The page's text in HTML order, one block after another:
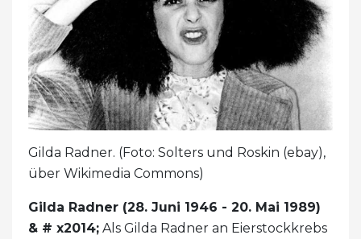
Gilda Radner. (Foto: Solters und Roskin (ebay),
über Wikimedia Commons)
Gilda Radner (28. Juni 1946 - 20. Mai 1989)
& # x2014; Als Gilda Radner an Eierstockkrebs